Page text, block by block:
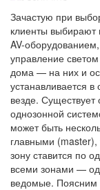
Зачастую при
клиенты выбирают
AV-
управление
дома — на них и
устанавливается
везде.
однозонной
может быть
главными
зону ставится по
всеми зонами —
ведомые. Поясним